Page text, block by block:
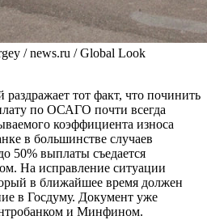
/ news.ru / Global Look
тот факт, что починить
по ОСАГО почти всегда
коэффициента износа
в большинстве случаев
50% выплаты съедается
На исправление ситуации
в ближайшее время должен
в Госдуму. Документ уже
и Минфином.